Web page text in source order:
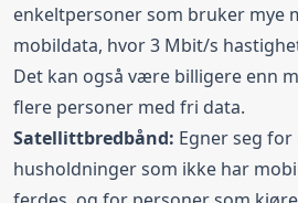
enkeltpersoner som bruker mye
mobildata, hvor 3 Mbit/s
Det kan også være billigere enn
flere personer med fri data.
Satellittbredbånd: Egner seg
husholdninger som ikke har